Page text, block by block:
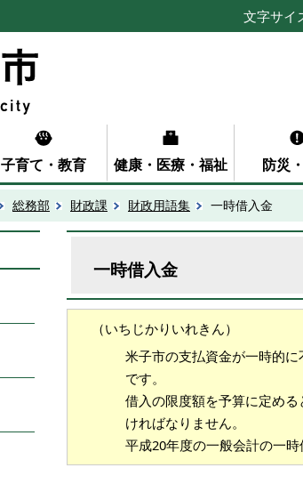
文字サイ
子育て・教育 健康・医療・福祉 防災
総務部 財政課 財政用語集 一時借入金
一時借入金
（いちじかりいれきん）
米子市の支払資金が一時的
です。
借入の限度額を予算に定め
ければなりません。
平成20年度の一般会計の一時